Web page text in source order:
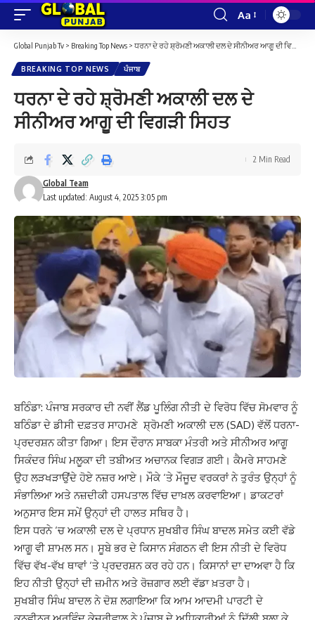
Font
Resizer
Aa
Global Punjab Tv > Breaking Top News > ਧਰਨਾ ਦੇ ਰਹੇ ਸ਼੍ਰੋਮਣੀ ਅਕਾਲੀ ਦਲ ਦੇ ਸੀਨੀਅਰ ਆਗੂ ਦੀ ਵਿਗੜੀ ਸਿਹਤ
BREAKING TOP NEWS ਪੰਜਾਬ
ਧਰਨਾ ਦੇ ਰਹੇ ਸ਼੍ਰੋਮਣੀ ਅਕਾਲੀ ਦਲ ਦੇ
ਸੀਨੀਅਰ ਆਗੂ ਦੀ ਵਿਗੜੀ ਸਿਹਤ
Last updated: August 4, 2025 3:05 pm
Global Team
2 Min Read
ਬਠਿੰਡਾ: ਪੰਜਾਬ ਸਰਕਾਰ ਦੀ ਨਵੀਂ ਲੈਂਡ ਪੂਲਿੰਗ ਨੀਤੀ ਦੇ ਵਿਰੋਧ ਵਿੱਚ ਸੋਮਵਾਰ ਨੂੰ
ਬਠਿੰਡਾ ਦੇ ਡੀਸੀ ਦਫ਼ਤਰ ਸਾਹਮਣੇ ਸ਼੍ਰੋਮਣੀ ਅਕਾਲੀ ਦਲ (SAD) ਵੱਲੋਂ ਧਰਨਾ-
ਪ੍ਰਦਰਸ਼ਨ ਕੀਤਾ ਗਿਆ। ਇਸ ਦੌਰਾਨ ਸਾਬਕਾ ਮੰਤਰੀ ਅਤੇ ਸੀਨੀਅਰ ਆਗੂ
ਸਿਕੰਦਰ ਸਿੰਘ ਮਲੂਕਾ ਦੀ ਤਬੀਅਤ ਅਚਾਨਕ ਵਿਗੜ ਗਈ। ਕੈਮਰੇ ਸਾਹਮਣੇ
ਉਹ ਲੜਖੜਾਉਂਦੇ ਹੋਏ ਨਜ਼ਰ ਆਏ। ਮੌਕੇ ‘ਤੇ ਮੌਜੂਦ ਵਰਕਰਾਂ ਨੇ ਤੁਰੰਤ ਉਨ੍ਹਾਂ ਨੂੰ
ਸੰਭਾਲਿਆ ਅਤੇ ਨਜ਼ਦੀਕੀ ਹਸਪਤਾਲ ਵਿੱਚ ਦਾਖ਼ਲ ਕਰਵਾਇਆ। ਡਾਕਟਰਾਂ
ਅਨੁਸਾਰ ਇਸ ਸਮੇਂ ਉਨ੍ਹਾਂ ਦੀ ਹਾਲਤ ਸਥਿਰ ਹੈ।
ਇਸ ਧਰਨੇ ‘ਚ ਅਕਾਲੀ ਦਲ ਦੇ ਪ੍ਰਧਾਨ ਸੁਖਬੀਰ ਸਿੰਘ ਬਾਦਲ ਸਮੇਤ ਕਈ ਵੱਡੇ
ਆਗੂ ਵੀ ਸ਼ਾਮਲ ਸਨ। ਸੂਬੇ ਭਰ ਦੇ ਕਿਸਾਨ ਸੰਗਠਨ ਵੀ ਇਸ ਨੀਤੀ ਦੇ ਵਿਰੋਧ
ਵਿੱਚ ਵੱਖ-ਵੱਖ ਥਾਵਾਂ ‘ਤੇ ਪ੍ਰਦਰਸ਼ਨ ਕਰ ਰਹੇ ਹਨ। ਕਿਸਾਨਾਂ ਦਾ ਦਾਅਵਾ ਹੈ ਕਿ
ਇਹ ਨੀਤੀ ਉਨ੍ਹਾਂ ਦੀ ਜ਼ਮੀਨ ਅਤੇ ਰੋਜ਼ਗਾਰ ਲਈ ਵੱਡਾ ਖ਼ਤਰਾ ਹੈ।
ਸੁਖਬੀਰ ਸਿੰਘ ਬਾਦਲ ਨੇ ਦੋਸ਼ ਲਗਾਇਆ ਕਿ ਆਮ ਆਦਮੀ ਪਾਰਟੀ ਦੇ